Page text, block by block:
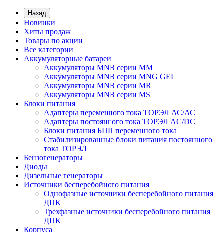
Назад
Новинки
Хиты продаж
Товары по акции
Все категории
Аккумуляторные батареи
Аккумуляторы MNB серии MM
Аккумуляторы MNB серии MNG GEL
Аккумуляторы MNB серии MR
Аккумуляторы MNB серии MS
Блоки питания
Адаптеры переменного тока ТОРЭЛ АС/АС
Адаптеры постоянного тока ТОРЭЛ AC/DC
Блоки питания БПП переменного тока
Стабилизированные блоки питания постоянного
тока ТОРЭЛ
Бензогенераторы
Диоды
Дизельные генераторы
Источники бесперебойного питания
Однофазные источники бесперебойного питания
ДПК
Трехфазные источники бесперебойного питания
ДПК
Корпуса